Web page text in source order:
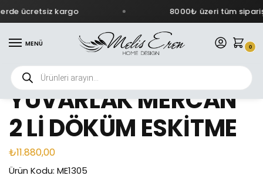
ücretsiz kargo 8000₺ üzeri tüm
MENÜ 0
YUVARLAK MERCAN
2 Lİ DÖKÜM ESKİTME
₺11.880,00
Ürün Kodu: ME1305